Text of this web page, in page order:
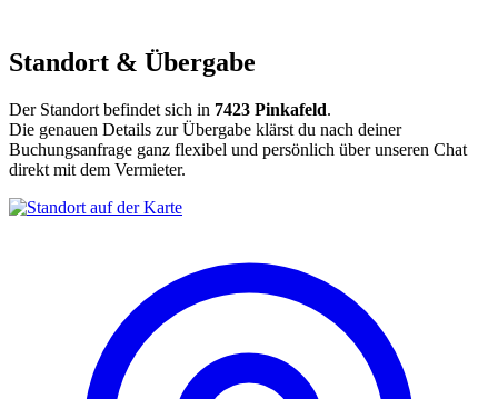
Standort & Übergabe
Der Standort befindet sich in 7423 Pinkafeld.
Die genauen Details zur Übergabe klärst du nach deiner
Buchungsanfrage ganz flexibel und persönlich über unseren Chat
direkt mit dem Vermieter.